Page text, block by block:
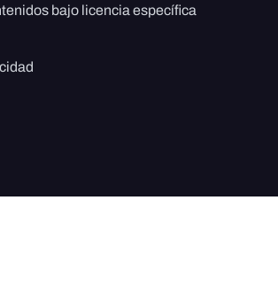
bajo licencia específica